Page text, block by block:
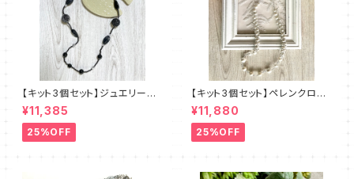
【キット3個セット】ジュエリーク
ロッシェロングネックレス《ルン
ト》クロ amu＋塩川千映子 a
mu
¥11,385
25%OFF
【キット3個セット】ペレンクロッ
シェ《ペルルロング》全2色 amu
＋塩川千映子
¥11,880
25%OFF